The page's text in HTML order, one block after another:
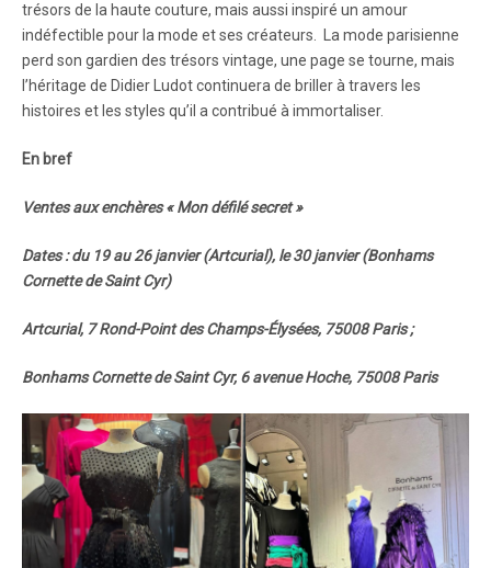
trésors de la haute couture, mais aussi inspiré un amour
indéfectible pour la mode et ses créateurs. La mode parisienne
perd son gardien des trésors vintage, une page se tourne, mais
l’héritage de Didier Ludot continuera de briller à travers les
histoires et les styles qu’il a contribué à immortaliser.
En bref
Ventes aux enchères « Mon défilé secret »
Dates : du 19 au 26 janvier (Artcurial), le 30 janvier (Bonhams
Cornette de Saint Cyr)
Artcurial, 7 Rond-Point des Champs-Élysées, 75008 Paris ;
Bonhams Cornette de Saint Cyr, 6 avenue Hoche, 75008 Paris